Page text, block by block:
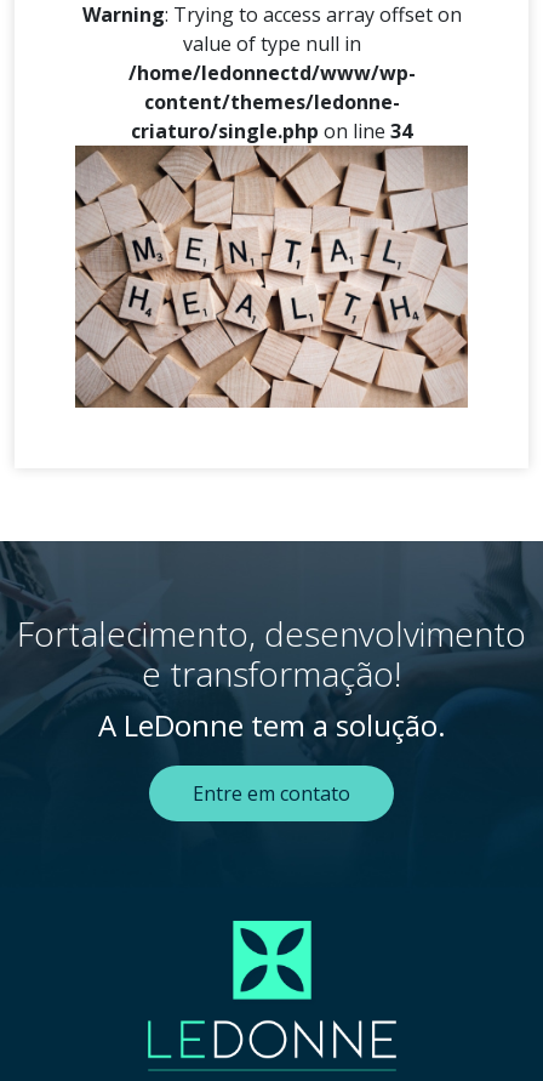
Warning: Trying to access array offset on
value of type null in
/home/ledonnectd/www/wp-
content/themes/ledonne-
criaturo/single.php on line 34
Fortalecimento, desenvolvimento
e transformação!
A LeDonne tem a solução.
Entre em contato